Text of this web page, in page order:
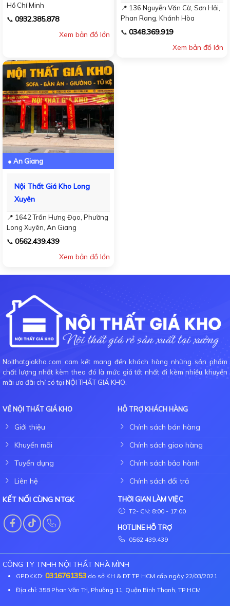
Hồ Chí Minh
📞 0932.385.878
Xem bản đồ lớn
📍 136 Nguyễn Văn Cừ, Sơn Hải,
Phan Rang, Khánh Hòa
📞 0348.369.919
Xem bản đồ lớn
● An Giang
Nội Thất Giá Kho Long
Xuyên
📍 1642 Trần Hưng Đạo, Phường
Long Xuyên, An Giang
📞 0562.439.439
Xem bản đồ lớn
Noithatgiakho.com cam kết mang đến khách hàng những sản phẩm
chất lượng nhất kèm theo đó là mức giá tốt nhất đi kèm nhiều khuyến
mãi ưa đãi chỉ có tại NỘI THẤT GIÁ KHO.
VỀ NỘI THẤT GIÁ KHO
Giới thiệu
Khuyến mãi
Tuyển dụng
Liên hệ
HỖ TRỢ KHÁCH HÀNG
Chính sách bán hàng
Chính sách giao hàng
Chính sách bảo hành
Chính sách đổi trả
KẾT NỐI CÙNG NTGK
THỜI GIAN LÀM VIỆC
T2- CN: 8:00 - 17:00
HOTLINE HỖ TRỢ
0562.439.439
CÔNG TY TNHH NỘI THẤT NHÀ MÌNH
GPDKKD: 0316761353 do sở KH & DT TP HCM cấp ngày 22/03/2021
Địa chỉ: 358 Phan Văn Trị, Phường 11, Quận Bình Thạnh, TP.HCM